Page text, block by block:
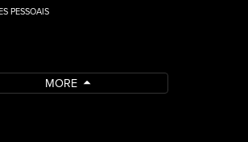
PESSOAIS
MORE